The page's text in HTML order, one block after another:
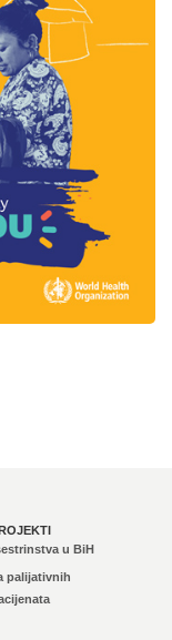
u BiH
palijativnih